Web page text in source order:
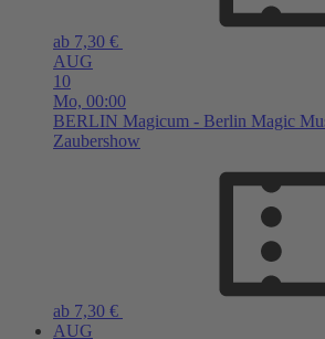
ab 7,30 €
AUG
10
Mo, 00:00
BERLIN Magicum - Berlin Magic
Zaubershow
ab 7,30 €
AUG